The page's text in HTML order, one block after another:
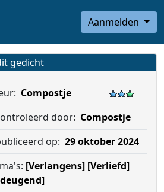
Aanmelden
gedicht
Compostje
door: Compostje
op: 29 oktober 2024
[Verlangens] [Verliefd]